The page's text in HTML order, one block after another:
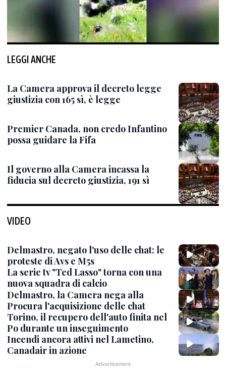
LEGGI ANCHE
La Camera approva il decreto legge
giustizia con 165 sì, è legge
Premier Canada, non credo Infantino
possa guidare la Fifa
Il governo alla Camera incassa la
fiducia sul decreto giustizia, 191 sì
VIDEO
Delmastro, negato l'uso delle chat: le
proteste di Avs e M5s
La serie tv "Ted Lasso" torna con una
nuova squadra di calcio
Delmastro, la Camera nega alla
Procura l'acquisizione delle chat
Torino, il recupero dell'auto finita nel
Po durante un inseguimento
Incendi ancora attivi nel Lametino,
Canadair in azione